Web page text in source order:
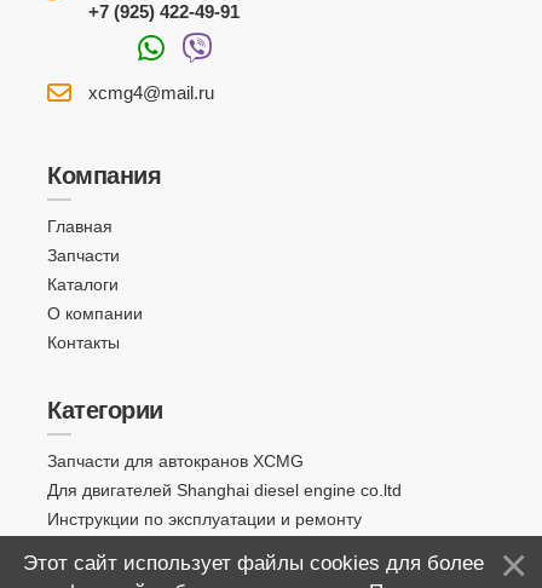
+7 (925) 422-49-91
xcmg4@mail.ru
Компания
Главная
Запчасти
Каталоги
О компании
Контакты
Категории
Запчасти для автокранов XCMG
Для двигателей Shanghai diesel engine co.ltd
Инструкции по эксплуатации и ремонту
Этот сайт использует файлы cookies для более